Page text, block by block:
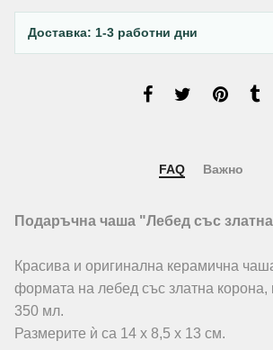
Доставка: 1-3 работни дни
FAQ Важно
Подаръчна чаша "Лебед със
Красива и оригинална керамична
формата на лебед със златна корона,
350 мл.
Размерите ѝ са 14 x 8,5 x 13 см.